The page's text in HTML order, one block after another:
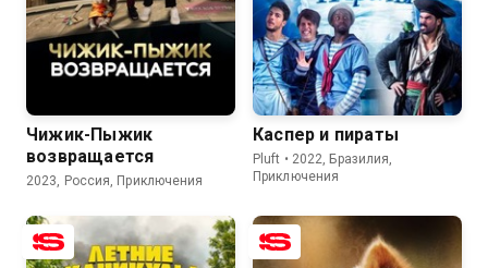
7.3 5.5
Чижик-Пыжик
возвращается
2023, Россия, Приключения
6.4 5.2
Каспер и пираты
Pluft • 2022, Бразилия,
Приключения